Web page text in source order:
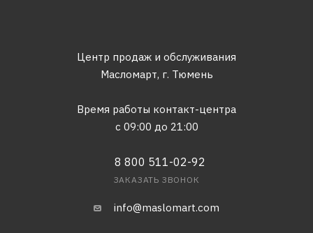
Центр продаж и обслуживания
Масломарт, г. Тюмень
Время работы контакт-центра
с 09:00 до 21:00
8 800 511-02-92
ЗАКАЗАТЬ ЗВОНОК
info@maslomart.com